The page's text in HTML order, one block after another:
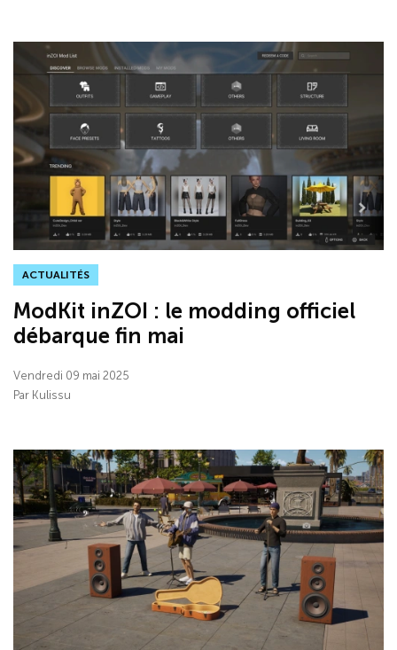
ACTUALITÉS
ModKit inZOI : le modding officiel
débarque fin mai
Vendredi 09 mai 2025
Par Kulissu